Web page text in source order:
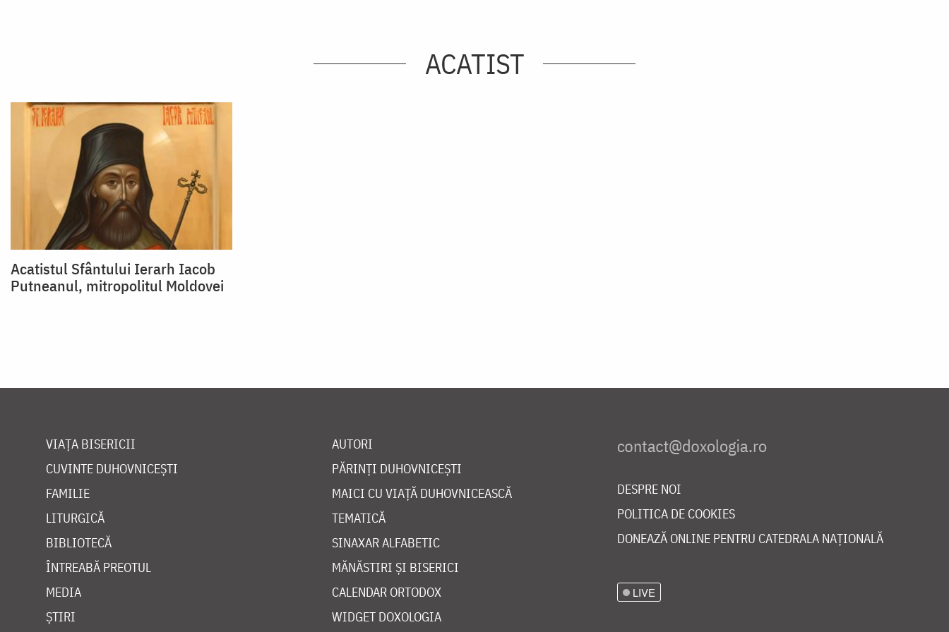
ACATIST
Acatistul Sfântului Ierarh Iacob
Putneanul, mitropolitul Moldovei
VIAȚA BISERICII
CUVINTE DUHOVNICEȘTI
FAMILIE
LITURGICĂ
BIBLIOTECĂ
ÎNTREABĂ PREOTUL
MEDIA
ȘTIRI
AUTORI
PĂRINȚI DUHOVNICEȘTI
MAICI CU VIAȚĂ DUHOVNICEASCĂ
TEMATICĂ
SINAXAR ALFABETIC
MĂNĂSTIRI ȘI BISERICI
CALENDAR ORTODOX
WIDGET DOXOLOGIA
DESPRE NOI
POLITICA DE COOKIES
DONEAZĂ ONLINE PENTRU CATEDRALA NAȚIONALĂ
LIVE